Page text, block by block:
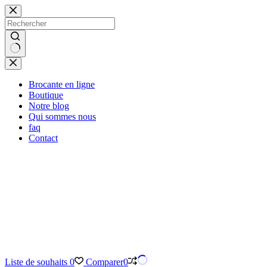
Passer
au
contenu
Aucun
résultat
Brocante en ligne
Boutique
Notre blog
Qui sommes nous
faq
Contact
Liste de souhaits 0 Comparer0